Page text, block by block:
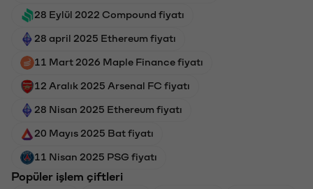
28 Eylül 2022 Compound fiyatı
28 april 2025 Ethereum fiyatı
11 Mart 2026 Maple Finance fiyatı
12 Aralık 2025 Arsenal FC fiyatı
28 Nisan 2025 Ethereum fiyatı
20 Mayıs 2025 Bat fiyatı
11 Nisan 2025 PSG fiyatı
Popüler işlem çiftleri